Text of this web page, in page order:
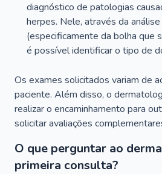
diagnóstico de patologias
herpes. Nele, através da
(especificamente da bolha que
é possível identificar o tipo de
Os exames solicitados variam de
paciente. Além disso, o
realizar o encaminhamento para
solicitar avaliações
O que perguntar ao
primeira consulta?